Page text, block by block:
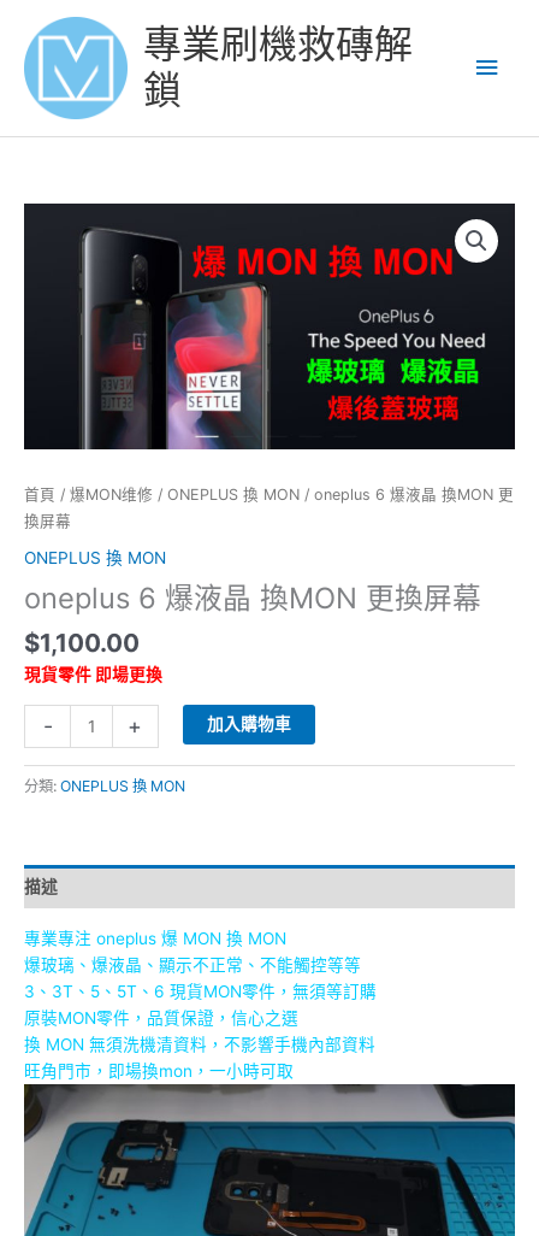
content
專業刷機救磚解
鎖
首頁 / 爆MON维修 / ONEPLUS 換 MON / oneplus 6 爆液晶 換MON 更
換屏幕
ONEPLUS 換 MON
oneplus 6 爆液晶 換MON 更換屏幕
$1,100.00
現貨零件 即場更換
-
屏
數
量
+ 加入購物車
分類: ONEPLUS 換 MON
描述
專業專注 oneplus 爆 MON 換 MON
爆玻璃、爆液晶、顯示不正常、不能觸控等等
3、3T、5、5T、6 現貨MON零件，無須等訂購
原裝MON零件，品質保證，信心之選
換 MON 無須洗機清資料，不影響手機內部資料
旺角門市，即場換mon，一小時可取